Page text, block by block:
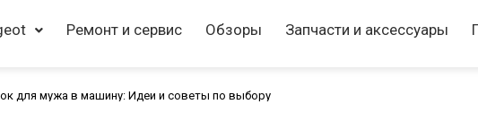
Ремонт и сервис Обзоры Запчасти и аксессуары
для мужа в машину: Идеи и советы по выбору